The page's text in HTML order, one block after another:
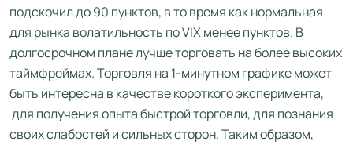
подскочил до 90 пунктов, в то время как нормальная
для рынка волатильность по VIX менее пунктов. В
долгосрочном плане лучше торговать на более высоких
таймфреймах. Торговля на 1-минутном графике может
быть интересна в качестве короткого эксперимента,
для получения опыта быстрой торговли, для познания
своих слабостей и сильных сторон. Таким образом,